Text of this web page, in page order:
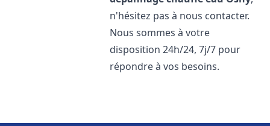
n'hésitez pas à nous contacter.
Nous sommes à votre
disposition 24h/24, 7j/7 pour
répondre à vos besoins.